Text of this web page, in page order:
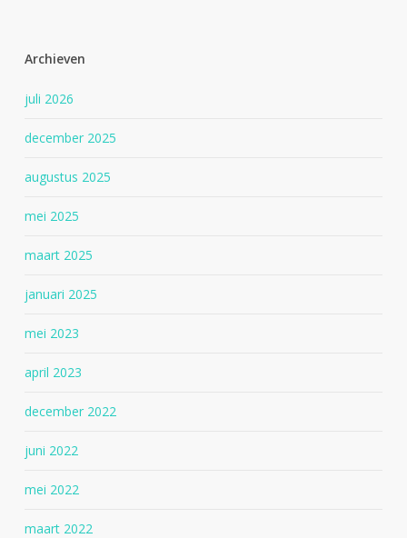
Archieven
juli 2026
december 2025
augustus 2025
mei 2025
maart 2025
januari 2025
mei 2023
april 2023
december 2022
juni 2022
mei 2022
maart 2022